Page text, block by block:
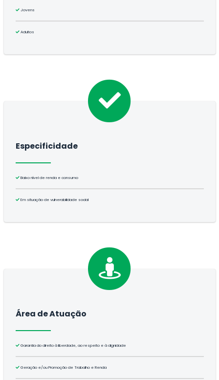
Jovens
Adultos
Especificidade
Baixo nível de renda e consumo
Em situação de vulnerabilidade social
Área de Atuação
Garantia do direito à liberdade, ao respeito e à dignidade
Geração e/ou Promoção de Trabalho e Renda